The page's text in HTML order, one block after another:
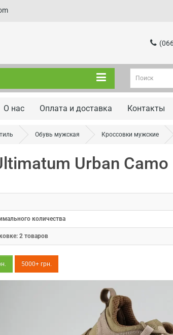
О нас Оплата и доставка Контакты
Обувь мужская Кроссовки мужские
Urban
количества
2 товаров
5000+ грн.